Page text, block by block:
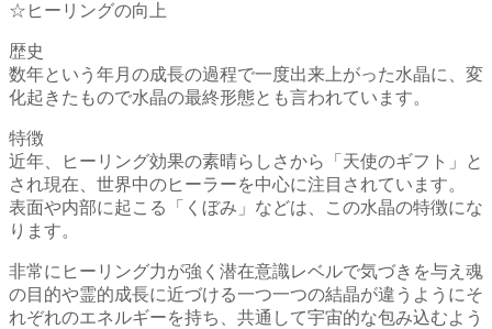
☆ヒーリングの向上
歴史
数年という年月の成長の過程で一度出来上がった水晶に、変
化起きたもので水晶の最終形態とも言われています。
特徴
近年、ヒーリング効果の素晴らしさから「天使のギフト」と
され現在、世界中のヒーラーを中心に注目されています。
表面や内部に起こる「くぼみ」などは、この水晶の特徴にな
ります。
非常にヒーリング力が強く潜在意識レベルで気づきを与え魂
の目的や霊的成長に近づける一つ一つの結晶が違うようにそ
れぞれのエネルギーを持ち、共通して宇宙的な包み込むよう